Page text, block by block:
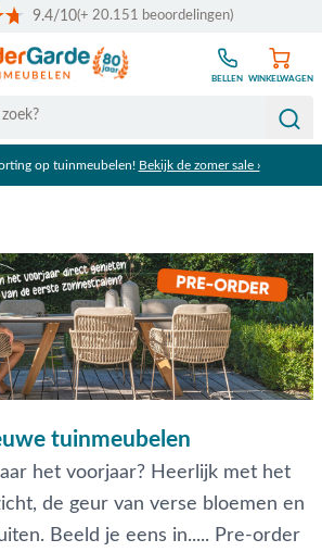
9.4/10(+ 20.151 beoordelingen)
BELLEN WINKELWAGEN
op tuinmeubelen! Bekijk de zomer sale ›
tuinmeubelen
het voorjaar? Heerlijk met het
de geur van verse bloemen en
Beeld je eens in..... Pre-order